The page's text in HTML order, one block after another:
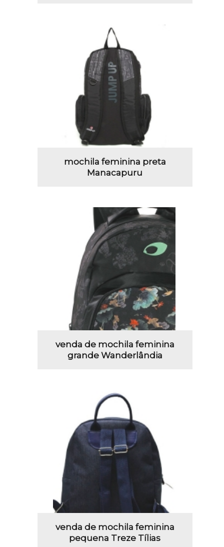
mochila feminina preta
Manacapuru
venda de mochila feminina
grande Wanderlândia
venda de mochila feminina
pequena Treze Tílias